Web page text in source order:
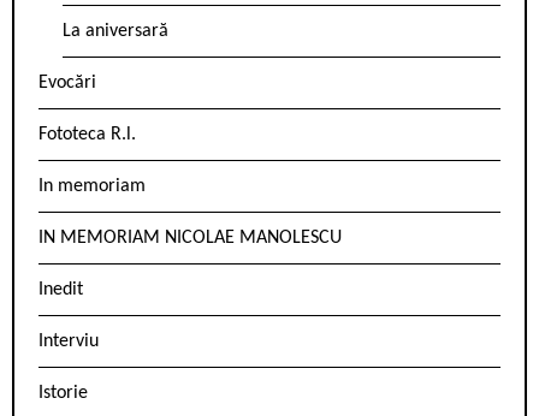
La aniversară
Evocări
Fototeca R.l.
In memoriam
IN MEMORIAM NICOLAE MANOLESCU
Inedit
Interviu
Istorie